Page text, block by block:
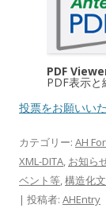
PDF
PDF表示と
投票をお願いい
カテゴリー: AH
XML-DITA, お知ら
ベント等,構造化
| 投稿者: AHEntry